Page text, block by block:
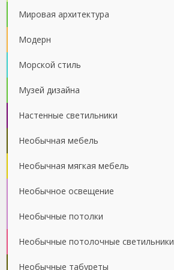
Мировая архитектура
Модерн
Морской стиль
Музей дизайна
Настенные светильники
Необычная мебель
Необычная мягкая мебель
Необычное освещение
Необычные потолки
Необычные потолочные светильники
Необычные табуреты